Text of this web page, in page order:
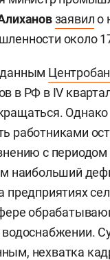
заявило
около
в РФ в IV
Однако
работниками
с
наибольший
предприятиях
водоснабжении.
нехватка